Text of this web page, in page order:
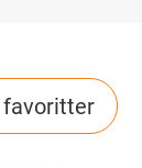
favoritter